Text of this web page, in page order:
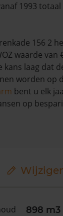
1993
156 2
waarde van
kans laag dat
worden op
bent u elk
op
898 m3